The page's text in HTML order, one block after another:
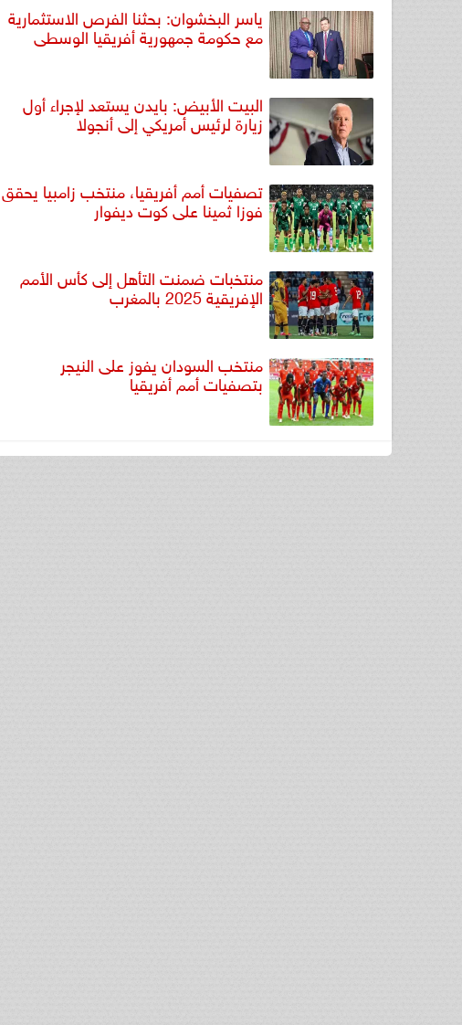
ياسر البخشوان: بحثنا الفرص الاستثمارية
مع حكومة جمهورية أفريقيا الوسطى
البيت الأبيض: بايدن يستعد لإجراء أول
زيارة لرئيس أمريكي إلى أنجولا
تصفيات أمم أفريقيا، منتخب زامبيا يحقق
فوزا ثمينا على كوت ديفوار
منتخبات ضمنت التأهل إلى كأس الأمم
الإفريقية 2025 بالمغرب
منتخب السودان يفوز على النيجر
بتصفيات أمم أفريقيا